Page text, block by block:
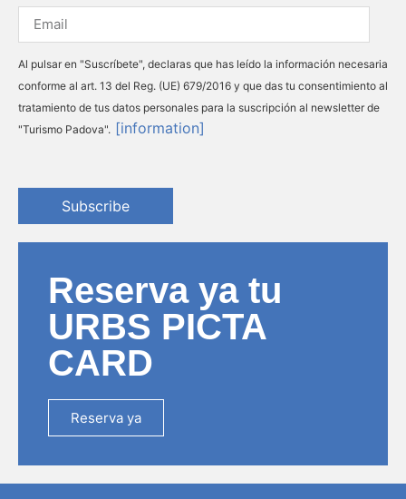
Al pulsar en "Suscríbete", declaras que has leído la información necesaria
conforme al art. 13 del Reg. (UE) 679/2016 y que das tu consentimiento al
tratamiento de tus datos personales para la suscripción al newsletter de
"Turismo Padova". [information]
Subscribe
Reserva ya tu
URBS PICTA
CARD
Reserva ya